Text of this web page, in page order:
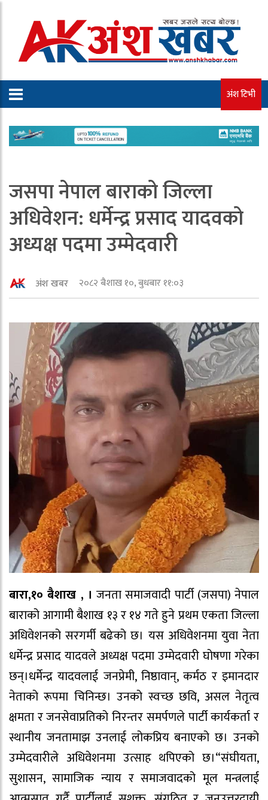
अंश टिभी
जसपा नेपाल बाराको जिल्ला
अधिवेशन: धर्मेन्द्र प्रसाद यादवको
अध्यक्ष पदमा उम्मेदवारी
अंश खबर २०८२ बैशाख १०, बुधबार ११:०३
बारा,१० बैशाख , । जनता समाजवादी पार्टी (जसपा) नेपाल
बाराको आगामी बैशाख १३ र १४ गते हुने प्रथम एकता जिल्ला
अधिवेशनको सरगर्मी बढेको छ। यस अधिवेशनमा युवा नेता
धर्मेन्द्र प्रसाद यादवले अध्यक्ष पदमा उम्मेदवारी घोषणा गरेका
छन्।धर्मेन्द्र यादवलाई जनप्रेमी, निष्ठावान्, कर्मठ र इमानदार
नेताको रूपमा चिनिन्छ। उनको स्वच्छ छवि, असल नेतृत्व
क्षमता र जनसेवाप्रतिको निरन्तर समर्पणले पार्टी कार्यकर्ता र
स्थानीय जनतामाझ उनलाई लोकप्रिय बनाएको छ। उनको
उम्मेदवारीले अधिवेशनमा उत्साह थपिएको छ।“संघीयता,
सुशासन, सामाजिक न्याय र समाजवादको मूल मन्त्रलाई